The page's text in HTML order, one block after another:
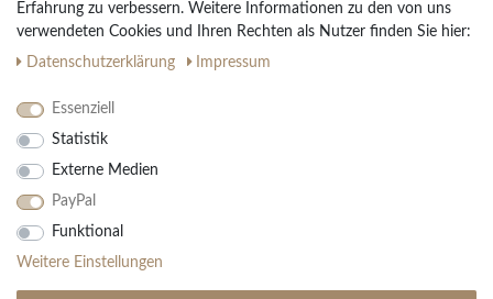
Impressum
Daten­schutz­erklärung
AGB
Ihre Vorteile
30 Tage Rückgaberecht
Große Auswahl
Kauf auf Rechnung
Einfache Auftragsverfolgung
Erfahrung zu verbessern. Weitere Informationen zu den von uns
verwendeten Cookies und Ihren Rechten als Nutzer finden Sie hier:
Daten­schutz­erklärung
Impressum
Essenziell
Statistik
Externe Medien
PayPal
Funktional
Weitere Einstellungen